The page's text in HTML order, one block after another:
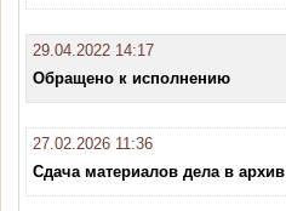
29.04.2022 14:17
Обращено к исполнению
27.02.2026 11:36
Сдача материалов дела в архив